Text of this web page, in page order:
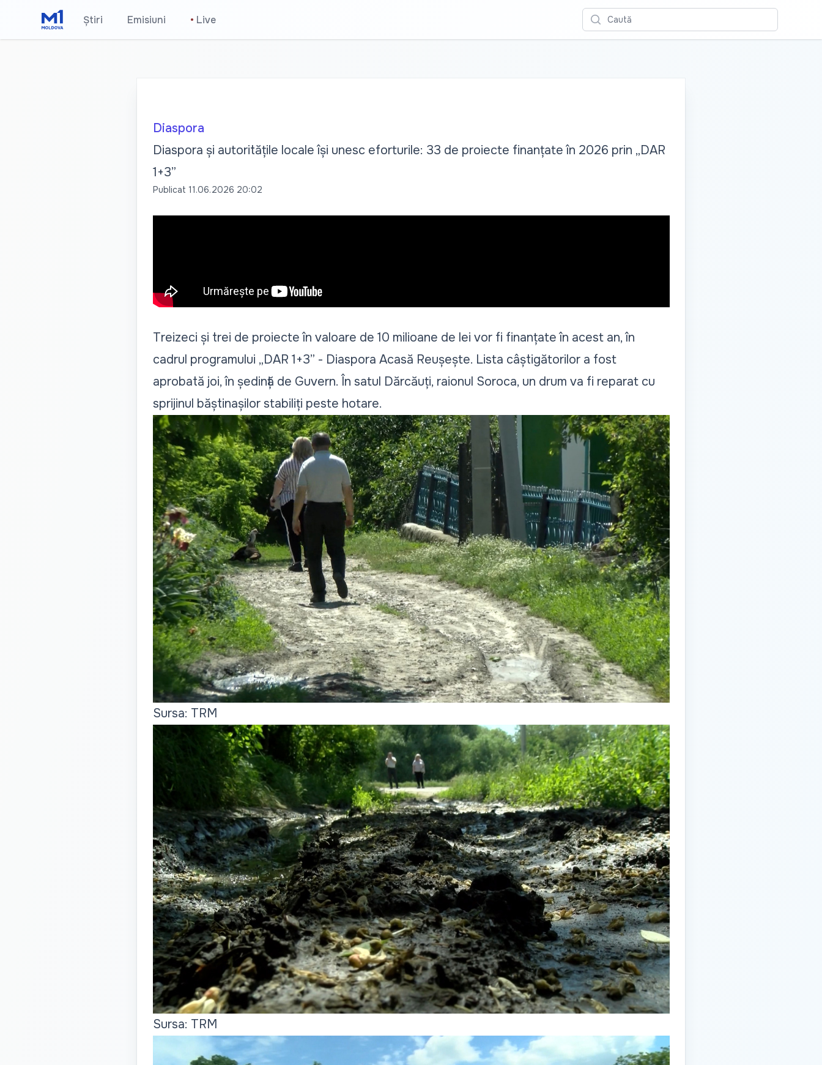
Știri Emisiuni • Live Caută
Diaspora
Diaspora și autoritățile locale își unesc eforturile: 33 de proiecte finanțate în 2026 prin „DAR
1+3”
Publicat 11.06.2026 20:02
Treizeci și trei de proiecte în valoare de 10 milioane de lei vor fi finanțate în acest an, în
cadrul programului „DAR 1+3” - Diaspora Acasă Reușește. Lista câștigătorilor a fost
aprobată joi, în ședință de Guvern. În satul Dărcăuți, raionul Soroca, un drum va fi reparat cu
sprijinul băștinașilor stabiliți peste hotare.
Sursa: TRM
Sursa: TRM